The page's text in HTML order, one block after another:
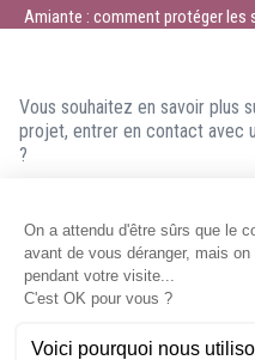
Amiante : comment protéger les
Vous souhaitez en savoir plus
projet, entrer en contact avec
?
répondre dans les meilleurs